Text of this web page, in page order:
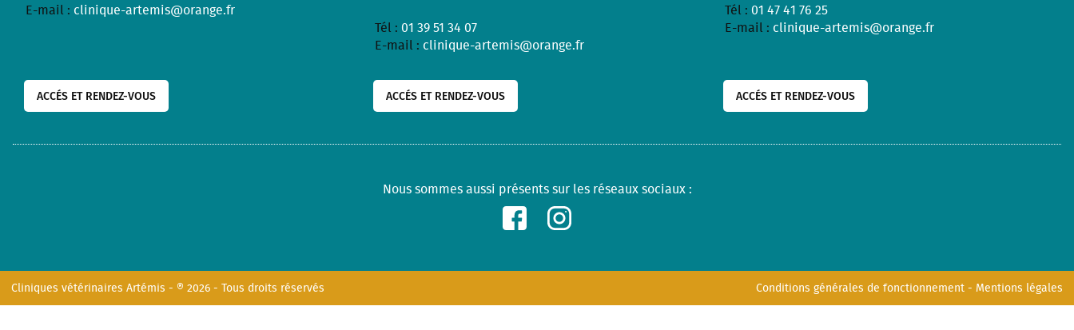
E-mail : clinique-artemis@orange.fr
ACCÉS ET RENDEZ-VOUS
Tél :01 39 51 34 07
E-mail : clinique-artemis@orange.fr
ACCÉS ET RENDEZ-VOUS
Tél : 01 47 41 76 25
E-mail : clinique-artemis@orange.fr
ACCÉS ET RENDEZ-VOUS
Nous sommes aussi présents sur les réseaux sociaux :
Cliniques vétérinaires Artémis - ® 2026 - Tous droits réservés Conditions générales de fonctionnement - Mentions légales